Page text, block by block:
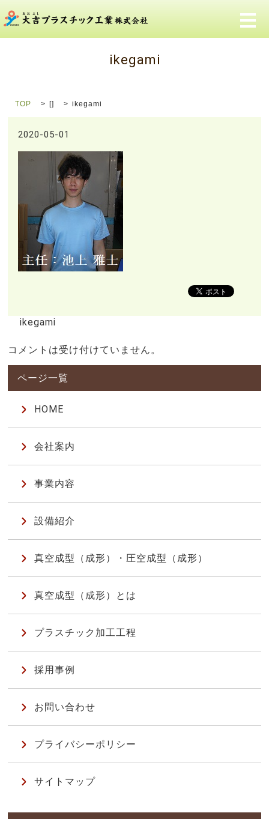
メ
ikegami
TOP [] ikegami
2020-05-01
ikegami
コメントは受け付けていません。
HOME
会社案内
事業内容
設備紹介
真空成型（成形）・圧空成型（成形）
真空成型（成形）とは
プラスチック加工工程
採用事例
お問い合わせ
プライバシーポリシー
サイトマップ